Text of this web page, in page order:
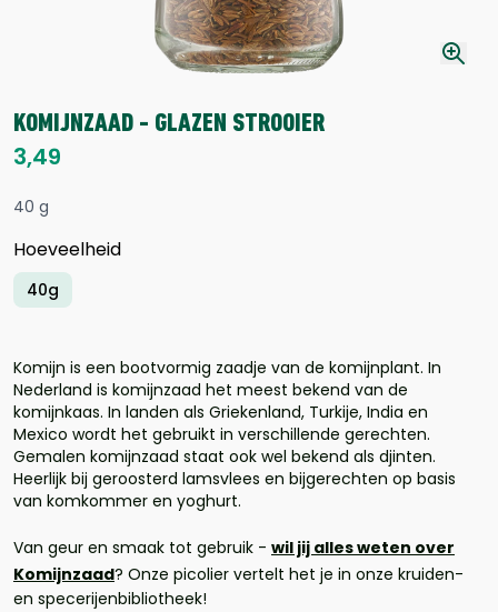
KOMIJNZAAD - GLAZEN STROOIER
3,49
40 g
Hoeveelheid
40g
Komijn is een bootvormig zaadje van de komijnplant. In
Nederland is komijnzaad het meest bekend van de
komijnkaas. In landen als Griekenland, Turkije, India en
Mexico wordt het gebruikt in verschillende gerechten.
Gemalen komijnzaad staat ook wel bekend als djinten.
Heerlijk bij geroosterd lamsvlees en bijgerechten op basis
van komkommer en yoghurt.
Van geur en smaak tot gebruik - wil jij alles weten over
Komijnzaad? Onze picolier vertelt het je in onze kruiden-
en specerijenbibliotheek!